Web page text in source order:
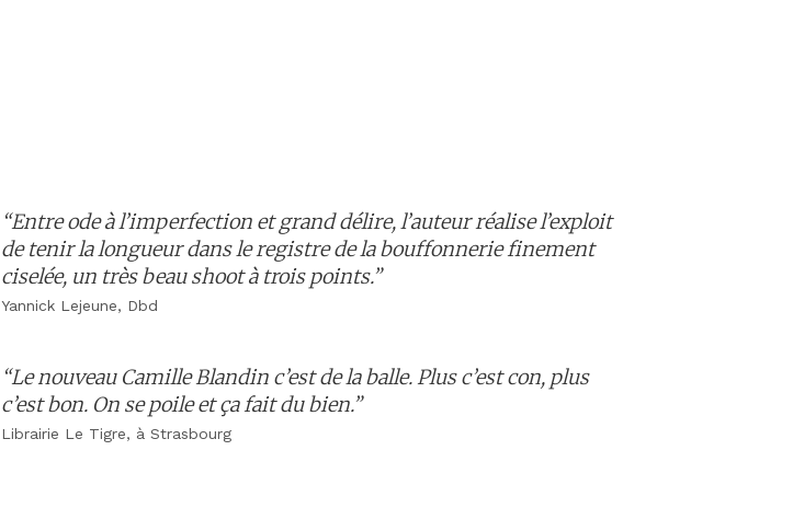
“Entre ode à l’imperfection et grand délire, l’auteur réalise l’exploit
de tenir la longueur dans le registre de la bouffonnerie finement
ciselée, un très beau shoot à trois points.”
Yannick Lejeune, Dbd
“Le nouveau Camille Blandin c’est de la balle. Plus c’est con, plus
c’est bon. On se poile et ça fait du bien.”
Librairie Le Tigre, à Strasbourg